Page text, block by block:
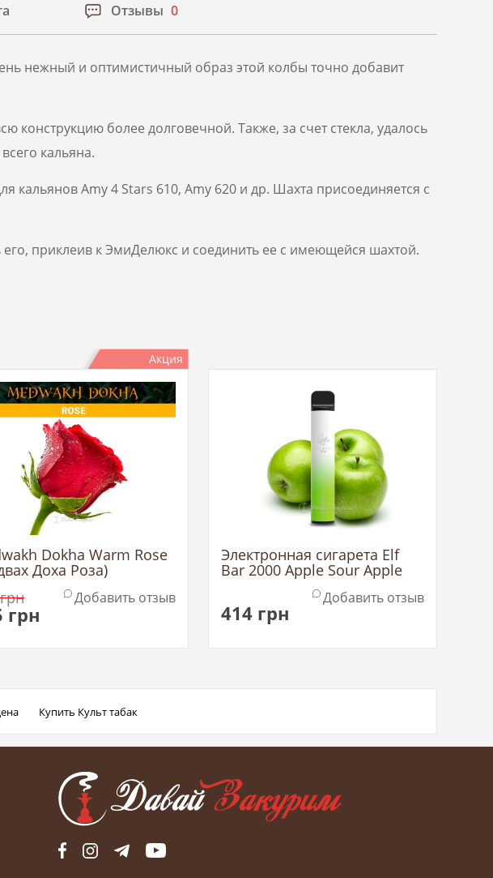
Отзывы 0
нежный и оптимистичный образ этой колбы точно добавит
конструкцию более долговечной. Также, за счет стекла, удалось
кальяна.
кальянов Amy 4 Stars 610, Amy 620 и др. Шахта присоединяется с
его, приклеив к ЭмиДелюкс и соединить ее с имеющейся шахтой.
Акция
Dokha Warm Rose
Доха Роза)
грн
грн
Добавить отзыв
Электронная сигарета Elf
Bar 2000 Apple Sour Apple
(Эльф Бар Кислое Яблоко)
414 грн
Добавить отзыв
Купить Культ табак